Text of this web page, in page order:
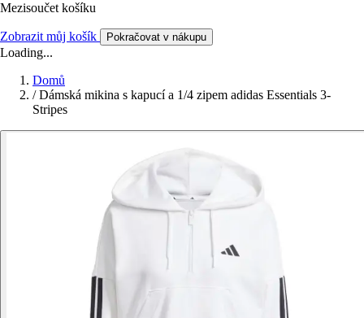
Mezisoučet košíku
Zobrazit můj košík Pokračovat v nákupu
Loading...
Domů
/ Dámská mikina s kapucí a 1/4 zipem adidas Essentials 3-
Stripes